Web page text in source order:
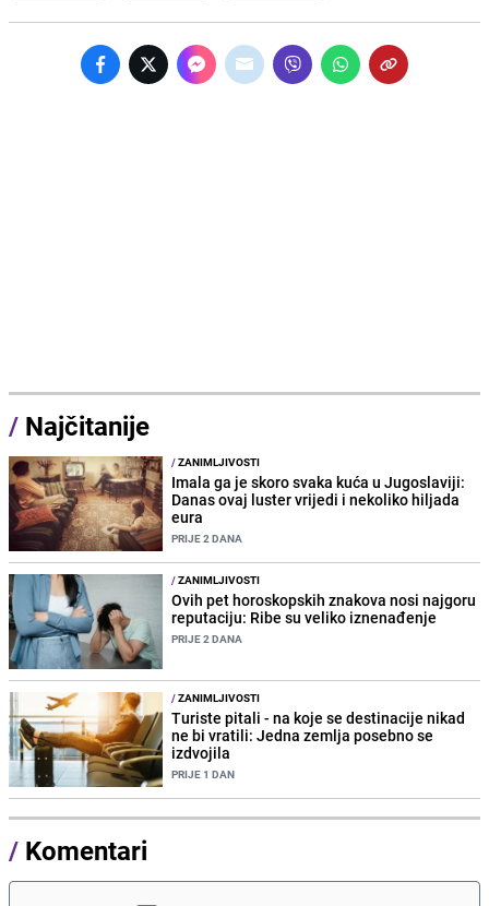
/ Najčitanije
/ZANIMLJIVOSTI
Imala ga je skoro svaka kuća u Jugoslaviji:
Danas ovaj luster vrijedi i nekoliko hiljada
eura
PRIJE 2 DANA
/ZANIMLJIVOSTI
Ovih pet horoskopskih znakova nosi najgoru
reputaciju: Ribe su veliko iznenađenje
PRIJE 2 DANA
/ZANIMLJIVOSTI
Turiste pitali - na koje se destinacije nikad
ne bi vratili: Jedna zemlja posebno se
izdvojila
PRIJE 1 DAN
/ Komentari